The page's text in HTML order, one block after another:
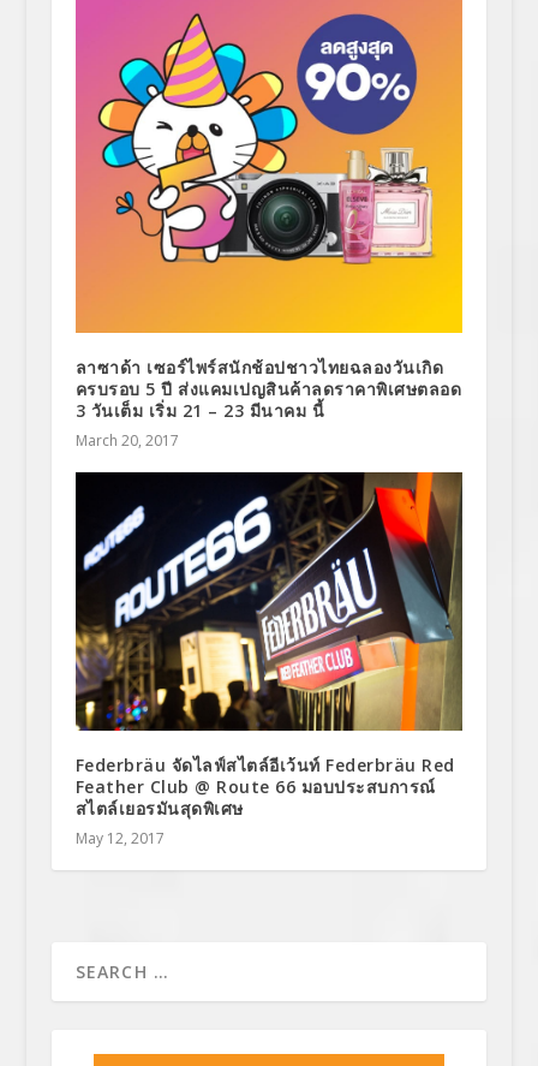
ลาซาด้า เซอร์ไพร์สนักช้อปชาวไทยฉลองวันเกิด
ครบรอบ 5 ปี ส่งแคมเปญสินค้าลดราคาพิเศษตลอด
3 วันเต็ม เริ่ม 21 – 23 มีนาคม นี้
March 20, 2017
Federbräu จัดไลฟ์สไตล์อีเว้นท์ Federbräu Red
Feather Club @ Route 66 มอบประสบการณ์
สไตล์เยอรมันสุดพิเศษ
May 12, 2017